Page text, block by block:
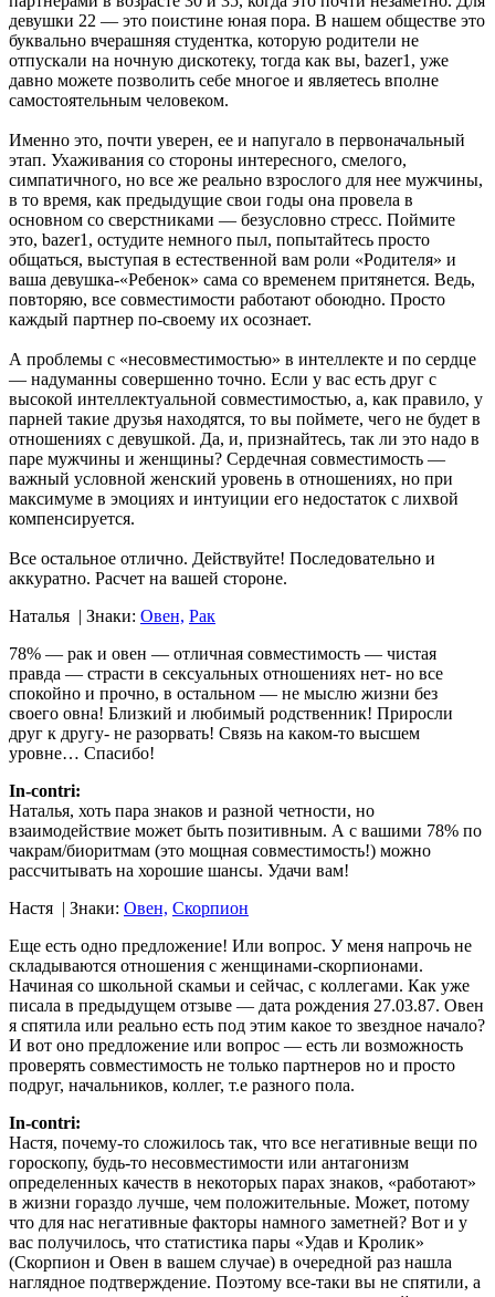
девушки 22 — это поистине юная пора. В нашем обществе это
буквально вчерашняя студентка, которую родители не
отпускали на ночную дискотеку, тогда как вы, bazer1, уже
давно можете позволить себе многое и являетесь вполне
самостоятельным человеком.
Именно это, почти уверен, ее и напугало в первоначальный
этап. Ухаживания со стороны интересного, смелого,
симпатичного, но все же реально взрослого для нее мужчины,
в то время, как предыдущие свои годы она провела в
основном со сверстниками — безусловно стресс. Поймите
это, bazer1, остудите немного пыл, попытайтесь просто
общаться, выступая в естественной вам роли «Родителя» и
ваша девушка-«Ребенок» сама со временем притянется. Ведь,
повторяю, все совместимости работают обоюдно. Просто
каждый партнер по-своему их осознает.
А проблемы с «несовместимостью» в интеллекте и по сердце
— надуманны совершенно точно. Если у вас есть друг с
высокой интеллектуальной совместимостью, а, как правило, у
парней такие друзья находятся, то вы поймете, чего не будет в
отношениях с девушкой. Да, и, признайтесь, так ли это надо в
паре мужчины и женщины? Сердечная совместимость —
важный условной женский уровень в отношениях, но при
максимуме в эмоциях и интуиции его недостаток с лихвой
компенсируется.
Все остальное отлично. Действуйте! Последовательно и
аккуратно. Расчет на вашей стороне.
Наталья | Знаки: Овен, Рак
78% — рак и овен — отличная совместимость — чистая
правда — страсти в сексуальных отношениях нет- но все
спокойно и прочно, в остальном — не мыслю жизни без
своего овна! Близкий и любимый родственник! Приросли
друг к другу- не разорвать! Связь на каком-то высшем
уровне… Спасибо!
In-contri:
Наталья, хоть пара знаков и разной четности, но
взаимодействие может быть позитивным. А с вашими 78% по
чакрам/биоритмам (это мощная совместимость!) можно
рассчитывать на хорошие шансы. Удачи вам!
Настя | Знаки: Овен, Скорпион
Еще есть одно предложение! Или вопрос. У меня напрочь не
складываются отношения с женщинами-скорпионами.
Начиная со школьной скамьи и сейчас, с коллегами. Как уже
писала в предыдущем отзыве — дата рождения 27.03.87. Овен
я спятила или реально есть под этим какое то звездное начало?
И вот оно предложение или вопрос — есть ли возможность
проверять совместимость не только партнеров но и просто
подруг, начальников, коллег, т.е разного пола.
In-contri:
Настя, почему-то сложилось так, что все негативные вещи по
гороскопу, будь-то несовместимости или антагонизм
определенных качеств в некоторых парах знаков, «работают»
в жизни гораздо лучше, чем положительные. Может, потому
что для нас негативные факторы намного заметней? Вот и у
вас получилось, что статистика пары «Удав и Кролик»
(Скорпион и Овен в вашем случае) в очередной раз нашла
наглядное подтверждение. Поэтому все-таки вы не спятили, а